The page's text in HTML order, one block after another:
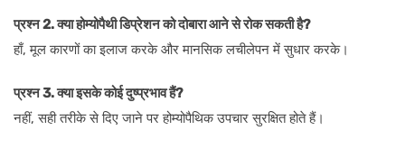
प्रश्न 2. क्या होम्योपैथी डिप्रेशन को दोबारा आने से रोक सकती है?
हाँ, मूल कारणों का इलाज करके और मानसिक लचीलेपन में सुधार करके।
प्रश्न 3. क्या इसके कोई दुष्प्रभाव हैं?
नहीं, सही तरीके से दिए जाने पर होम्योपैथिक उपचार सुरक्षित होते हैं।